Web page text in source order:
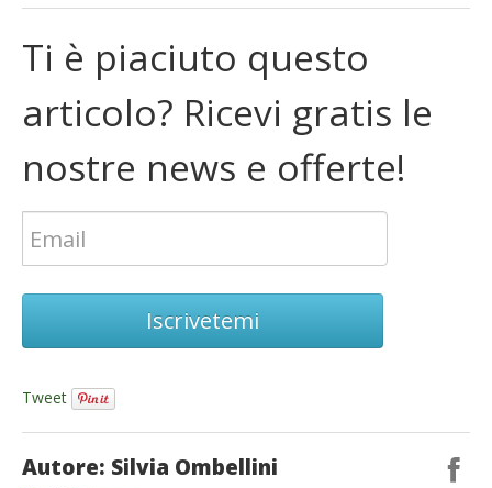
Ti è piaciuto questo
articolo? Ricevi gratis le
nostre news e offerte!
Iscrivetemi
Tweet
Autore: Silvia Ombellini